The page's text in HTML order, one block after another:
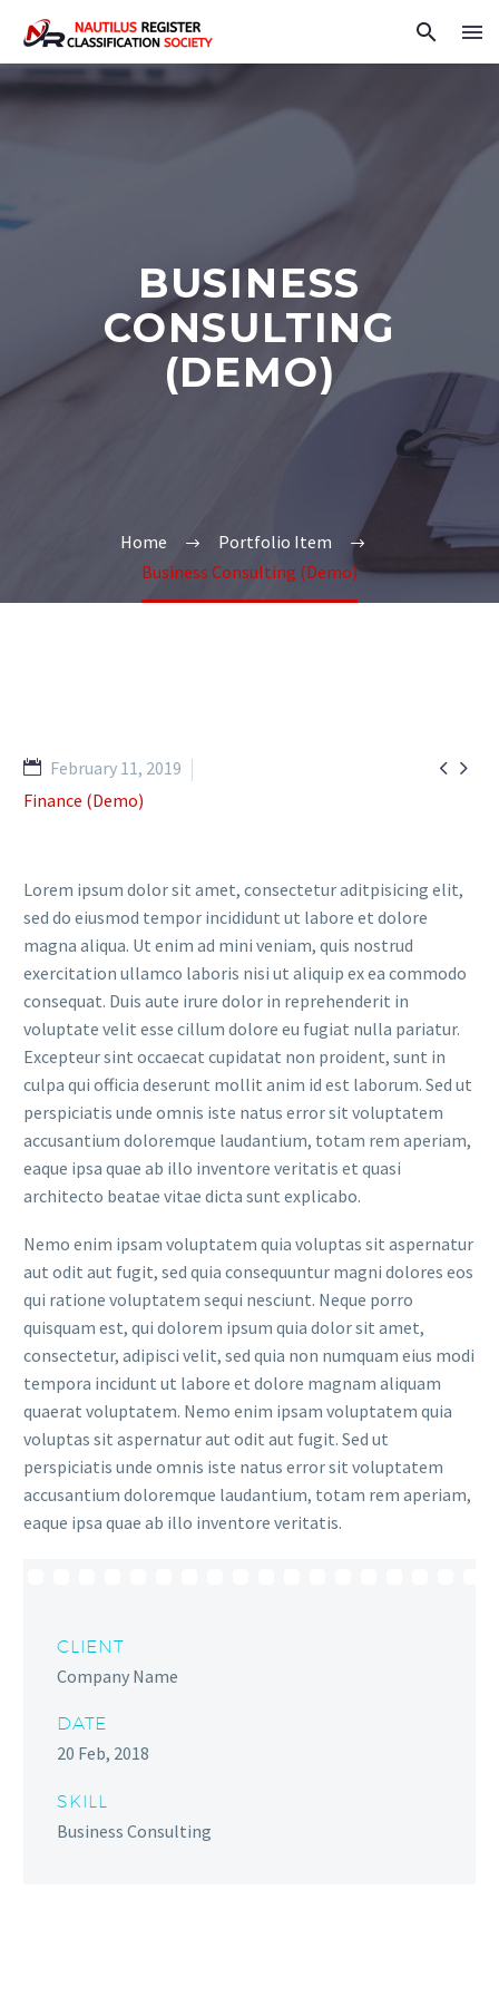
BUSINESS
CONSULTING
(DEMO)
Home
Portfolio Item
Business Consulting (Demo)
 
February 11, 2019
Finance (Demo)
Lorem ipsum dolor sit amet, consectetur aditpisicing elit,
sed do eiusmod tempor incididunt ut labore et dolore
magna aliqua. Ut enim ad mini veniam, quis nostrud
exercitation ullamco laboris nisi ut aliquip ex ea commodo
consequat. Duis aute irure dolor in reprehenderit in
voluptate velit esse cillum dolore eu fugiat nulla pariatur.
Excepteur sint occaecat cupidatat non proident, sunt in
culpa qui officia deserunt mollit anim id est laborum. Sed ut
perspiciatis unde omnis iste natus error sit voluptatem
accusantium doloremque laudantium, totam rem aperiam,
eaque ipsa quae ab illo inventore veritatis et quasi
architecto beatae vitae dicta sunt explicabo.
Nemo enim ipsam voluptatem quia voluptas sit aspernatur
aut odit aut fugit, sed quia consequuntur magni dolores eos
qui ratione voluptatem sequi nesciunt. Neque porro
quisquam est, qui dolorem ipsum quia dolor sit amet,
consectetur, adipisci velit, sed quia non numquam eius modi
tempora incidunt ut labore et dolore magnam aliquam
quaerat voluptatem. Nemo enim ipsam voluptatem quia
voluptas sit aspernatur aut odit aut fugit. Sed ut
perspiciatis unde omnis iste natus error sit voluptatem
accusantium doloremque laudantium, totam rem aperiam,
eaque ipsa quae ab illo inventore veritatis.
CLIENT
Company Name
DATE
20 Feb, 2018
SKILL
Business Consulting